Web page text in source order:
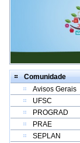
Comunidade
Avisos Gerais
UFSC
PROGRAD
PRAE
SEPLAN